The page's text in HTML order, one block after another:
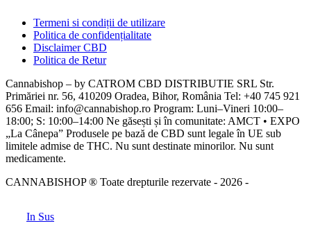
Termeni si condiții de utilizare
Politica de confidențialitate
Disclaimer CBD
Politica de Retur
Cannabishop – by CATROM CBD DISTRIBUTIE SRL Str.
Primăriei nr. 56, 410209 Oradea, Bihor, România Tel: +40 745 921
656 Email: info@cannabishop.ro Program: Luni–Vineri 10:00–
18:00; S: 10:00–14:00 Ne găsești și în comunitate: AMCT • EXPO
„La Cânepa” Produsele pe bază de CBD sunt legale în UE sub
limitele admise de THC. Nu sunt destinate minorilor. Nu sunt
medicamente.
CANNABISHOP ® Toate drepturile rezervate - 2026 -
In Sus